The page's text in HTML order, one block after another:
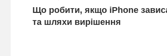
записів
Що робити, якщо iPhone
та шляхи вирішення